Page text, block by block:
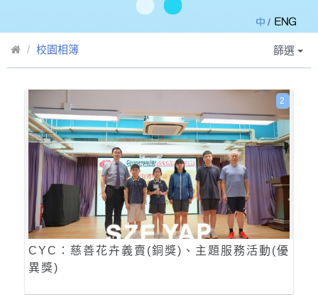
/
校園相簿 篩選
CYC：慈善花卉義賣(銅獎)、主題服務活動(優
異獎)
2